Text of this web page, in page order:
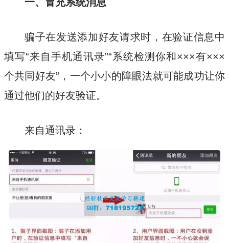
骗子在发送添加好友请求时，在验证信息中
填写“来自手机通讯录”“系统检测你和×××有×××
个共同好友”，一个小小的障眼法就可能成功让你
通过他们的好友验证。
来自通讯录：